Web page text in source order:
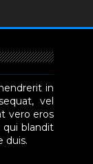
in
vel
vero eros
blandit
duis.